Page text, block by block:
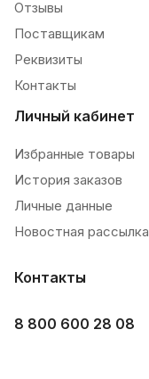
Отзывы
Поставщикам
Реквизиты
Контакты
Личный кабинет
Избранные товары
История заказов
Личные данные
Новостная рассылка
Контакты
8 800 600 28 08